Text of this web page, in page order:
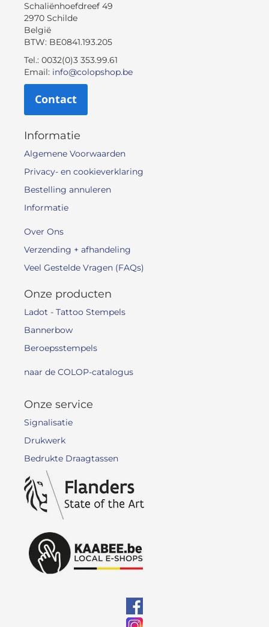
Schaliënhoefdreef 49
2970 Schilde
België
BTW: BE0841.193.205
Tel.: 0032(0)3 353.99.61
Email: info@colopshop.be
Contact
Informatie
Algemene Voorwaarden
Privacy- en cookieverklaring
Bestelling annuleren
Informatie
Over Ons
Verzending + afhandeling
Veel Gestelde Vragen (FAQs)
Onze producten
Ladot - Tattoo Stempels
Bannerbow
Beroepsstempels
naar de COLOP-catalogus
Onze service
Signalisatie
Drukwerk
Bedrukte Draagtassen